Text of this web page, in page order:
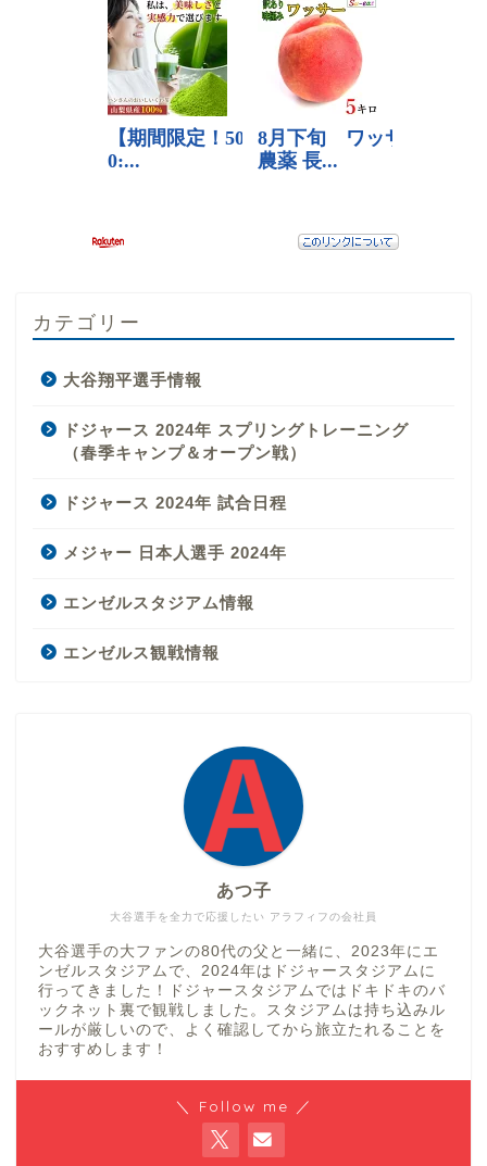
カテゴリー
大谷翔平選手情報
ドジャース 2024年 スプリングトレーニング
（春季キャンプ＆オープン戦）
ドジャース 2024年 試合日程
メジャー 日本人選手 2024年
エンゼルスタジアム情報
エンゼルス観戦情報
大谷選手を全力で応援したい アラフィフの会社員
あつ子
大谷選手の大ファンの80代の父と一緒に、2023年にエ
ンゼルスタジアムで、2024年はドジャースタジアムに
行ってきました！ドジャースタジアムではドキドキのバ
ックネット裏で観戦しました。スタジアムは持ち込みル
ールが厳しいので、よく確認してから旅立たれることを
おすすめします！
＼ Follow me ／